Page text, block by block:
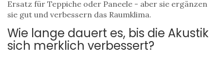
Ersatz für Teppiche oder Paneele - aber sie ergänzen
sie gut und verbessern das Raumklima.
Wie lange dauert es, bis die Akustik
sich merklich verbessert?